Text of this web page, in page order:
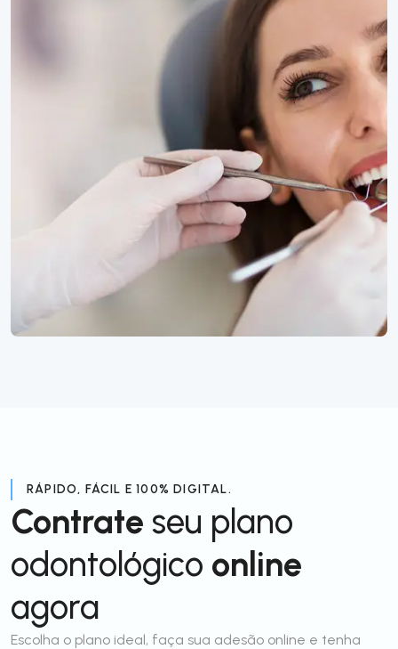
RÁPIDO, FÁCIL E 100% DIGITAL.
Contrate seu plano
odontológico online
agora
Escolha o plano ideal, faça sua adesão online e tenha